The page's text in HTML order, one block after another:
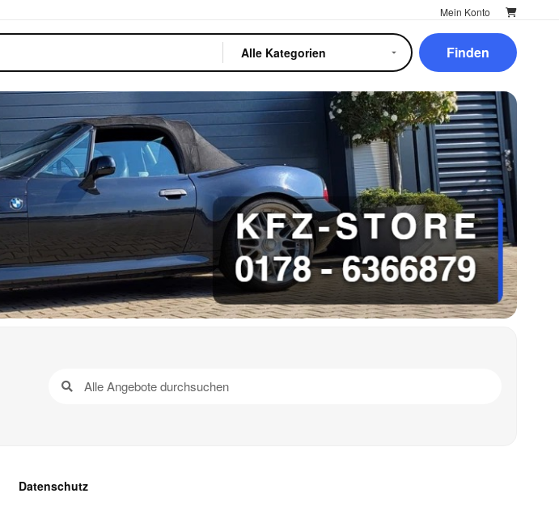
Mein Konto
Finden
Datenschutz